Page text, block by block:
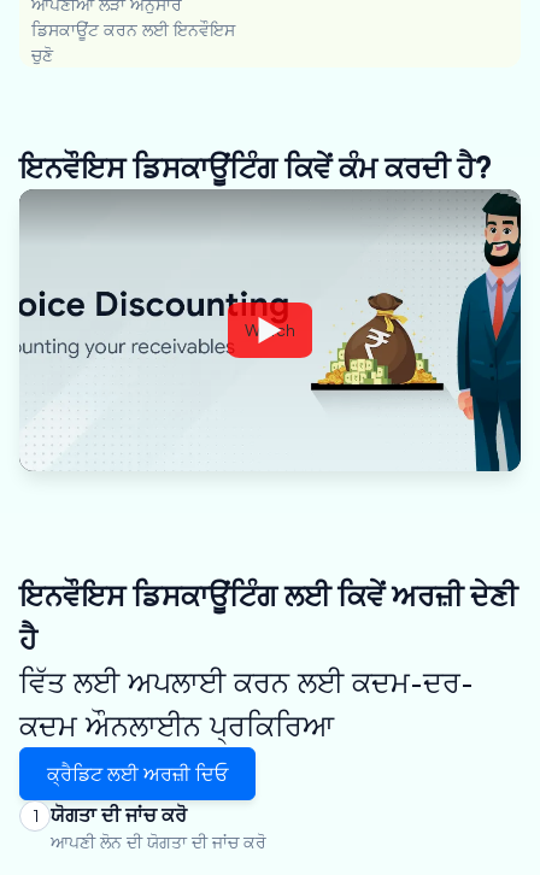
ਆਪਣੀਆਂ ਲੋੜਾਂ ਅਨੁਸਾਰ
ਡਿਸਕਾਊਂਟ ਕਰਨ ਲਈ ਇਨਵੌਇਸ
ਚੁਣੋ
ਇਨਵੌਇਸ ਡਿਸਕਾਊਂਟਿੰਗ ਕਿਵੇਂ ਕੰਮ ਕਰਦੀ ਹੈ?
Watch
ਇਨਵੌਇਸ ਡਿਸਕਾਊਂਟਿੰਗ ਲਈ ਕਿਵੇਂ ਅਰਜ਼ੀ ਦੇਣੀ
ਹੈ
ਵਿੱਤ ਲਈ ਅਪਲਾਈ ਕਰਨ ਲਈ ਕਦਮ-ਦਰ-
ਕਦਮ ਔਨਲਾਈਨ ਪ੍ਰਕਿਰਿਆ
ਕ੍ਰੈਡਿਟ ਲਈ ਅਰਜ਼ੀ ਦਿਓ
1 ਯੋਗਤਾ ਦੀ ਜਾਂਚ ਕਰੋ
ਆਪਣੀ ਲੋਨ ਦੀ ਯੋਗਤਾ ਦੀ ਜਾਂਚ ਕਰੋ